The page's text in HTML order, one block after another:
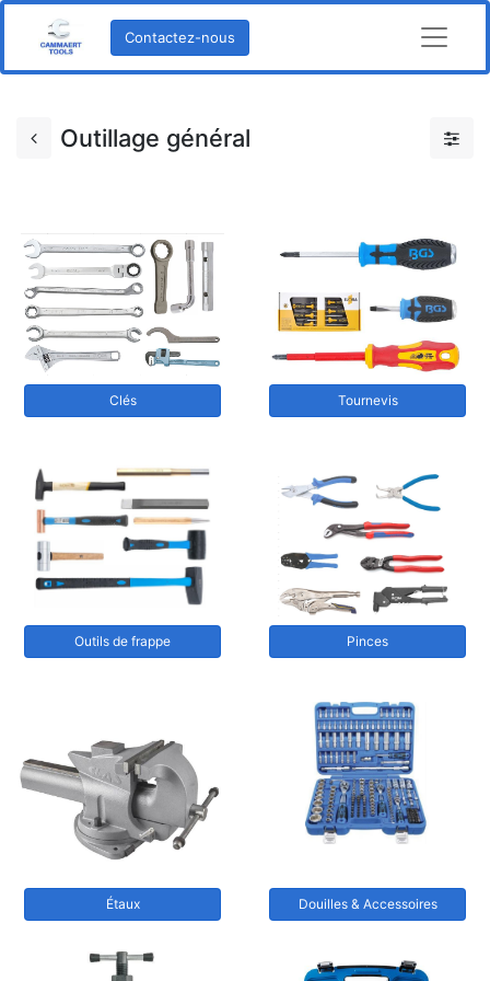
Contactez-nous
Outillage général
Clés Tournevis
Outils de frappe Pinces
Étaux Douilles & Accessoires